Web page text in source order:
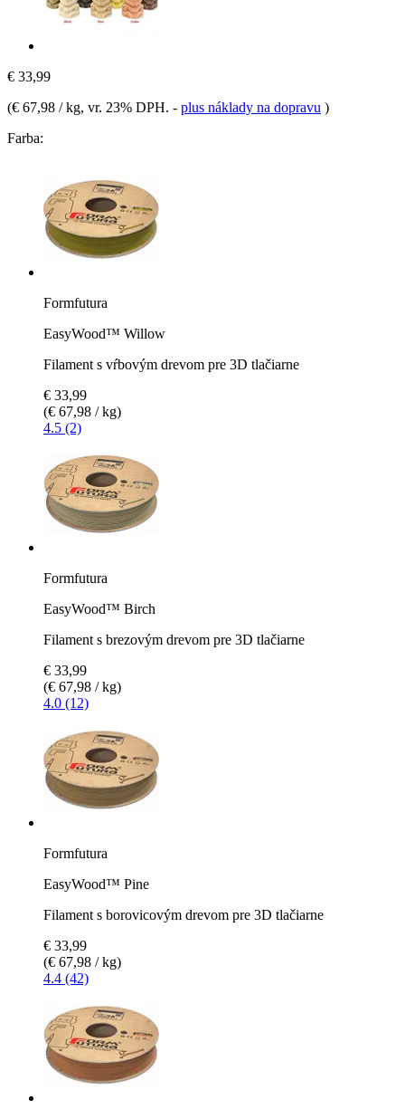
€ 33,99
(€ 67,98 / kg, vr. 23% DPH. - plus náklady na dopravu )
Farba:
Formfutura
EasyWood™ Willow
Filament s vŕbovým drevom pre 3D tlačiarne
€ 33,99
(€ 67,98 / kg)
4.5 (2)
Formfutura
EasyWood™ Birch
Filament s brezovým drevom pre 3D tlačiarne
€ 33,99
(€ 67,98 / kg)
4.0 (12)
Formfutura
EasyWood™ Pine
Filament s borovicovým drevom pre 3D tlačiarne
€ 33,99
(€ 67,98 / kg)
4.4 (42)